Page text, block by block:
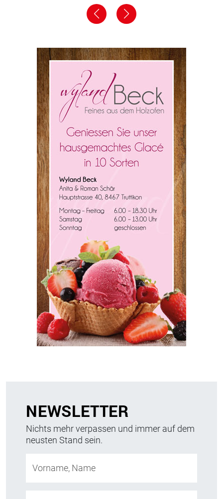
NEWSLETTER
Nichts mehr verpassen und immer auf dem
neusten Stand sein.
Vorname, Name